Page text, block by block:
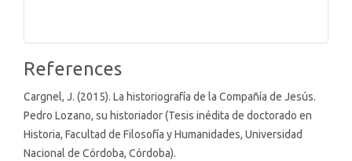
References
Cargnel, J. (2015). La historiografía de la Compañía de Jesús.
Pedro Lozano, su historiador (Tesis inédita de doctorado en
Historia, Facultad de Filosofía y Humanidades, Universidad
Nacional de Córdoba, Córdoba).